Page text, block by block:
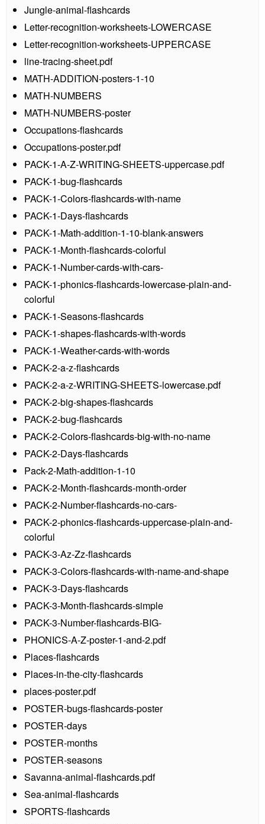
Jungle-animal-flashcards
Letter-recognition-worksheets-LOWERCASE
Letter-recognition-worksheets-UPPERCASE
line-tracing-sheet.pdf
MATH-ADDITION-posters-1-10
MATH-NUMBERS
MATH-NUMBERS-poster
Occupations-flashcards
Occupations-poster.pdf
PACK-1-A-Z-WRITING-SHEETS-uppercase.pdf
PACK-1-bug-flashcards
PACK-1-Colors-flashcards-with-name
PACK-1-Days-flashcards
PACK-1-Math-addition-1-10-blank-answers
PACK-1-Month-flashcards-colorful
PACK-1-Number-cards-with-cars-
PACK-1-phonics-flashcards-lowercase-plain-and-
colorful
PACK-1-Seasons-flashcards
PACK-1-shapes-flashcards-with-words
PACK-1-Weather-cards-with-words
PACK-2-a-z-flashcards
PACK-2-a-z-WRITING-SHEETS-lowercase.pdf
PACK-2-big-shapes-flashcards
PACK-2-bug-flashcards
PACK-2-Colors-flashcards-big-with-no-name
PACK-2-Days-flashcards
Pack-2-Math-addition-1-10
PACK-2-Month-flashcards-month-order
PACK-2-Number-flashcards-no-cars-
PACK-2-phonics-flashcards-uppercase-plain-and-
colorful
PACK-3-Az-Zz-flashcards
PACK-3-Colors-flashcards-with-name-and-shape
PACK-3-Days-flashcards
PACK-3-Month-flashcards-simple
PACK-3-Number-flashcards-BIG-
PHONICS-A-Z-poster-1-and-2.pdf
Places-flashcards
Places-in-the-city-flashcards
places-poster.pdf
POSTER-bugs-flashcards-poster
POSTER-days
POSTER-months
POSTER-seasons
Savanna-animal-flashcards.pdf
Sea-animal-flashcards
SPORTS-flashcards